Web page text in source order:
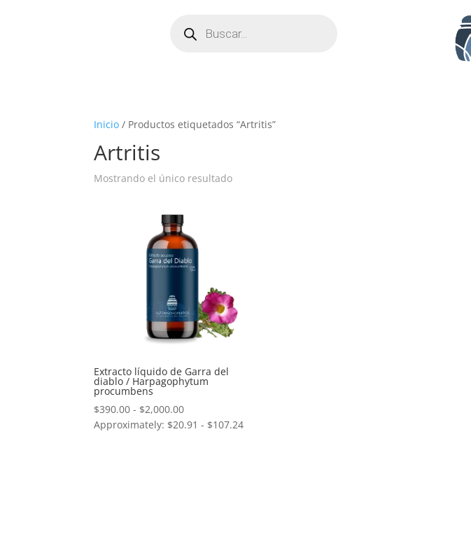
productos
Inicio / Productos etiquetados “Artritis”
Artritis
Mostrando el único resultado
Extracto líquido de Garra del
diablo / Harpagophytum
procumbens
$390.00 - $2,000.00Rango
de
Approximately: $20.91 - $107.24